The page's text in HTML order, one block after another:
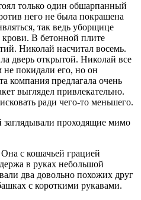
только один обшарпанный
него не была покрашена
так ведь уборщице
В бетонной плите
Николай насчитал восемь.
дверь открытой. Николай все
покидали его, но он
компания предлагала очень
выглядел привлекательно.
ради чего-то меньшего.
заглядывали проходящие мимо
с кошачьей грацией
в руках небольшой
два довольно похожих друг
с короткими рукавами.